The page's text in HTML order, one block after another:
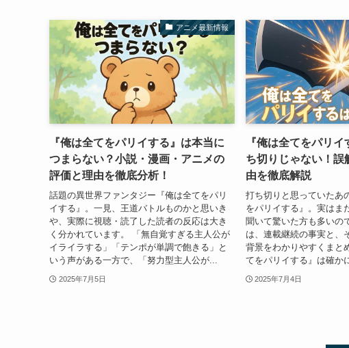
アニメ最新情報
『俺は全てをパリイする』は本当に
つまらない？小説・漫画・アニメの
評価と理由を徹底分析！
話題の異世界ファンタジー『俺は全てをパリ
イする』。一見、王道バトルものかと思いき
や、実際に視聴・読了した読者の反応は大き
く分かれています。 「無自覚すぎる主人公が
イライラする」「テンポが単調で飽きる」と
いう声がある一方で、「努力型主人公が...
2025年7月5日
『俺は全てをパリ
ち切りじゃない！誤
由を徹底解説
打ち切りと思っていたあ
をパリイする』。実はま
聞いて驚いた方も多いの
は、連載継続の事実と、
背景をわかりやすくまと
てをパリイする』は確か
2025年7月4日